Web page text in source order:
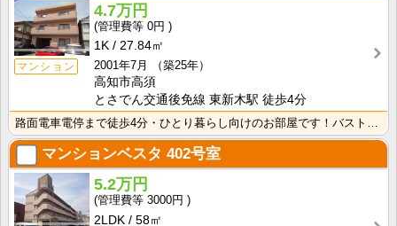
マンション
4.7万円
0円
1K
27.84㎡
2001年7月
（築25年）
高知市高須
とさでん交通後免線 東新木駅 徒歩4分
マンションベスタ 402号室
5.2万円
3000円
2LDK
58㎡